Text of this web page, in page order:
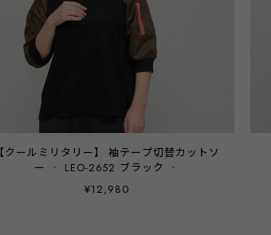
【クールミリタリー】 袖テープ切替カットソ
ー ‐ LEO-2652 ブラック ‐
¥12,980